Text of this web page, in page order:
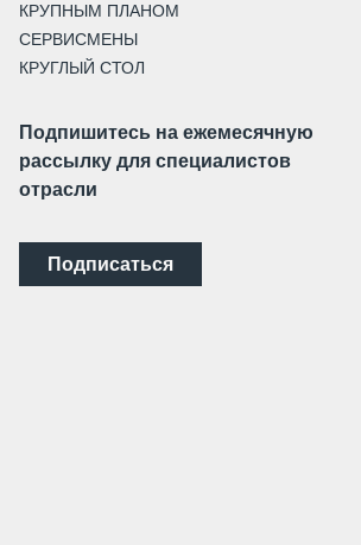
КРУПНЫМ ПЛАНОМ
СЕРВИСМЕНЫ
КРУГЛЫЙ СТОЛ
Подпишитесь на ежемесячную
рассылку для специалистов
отрасли
Подписаться